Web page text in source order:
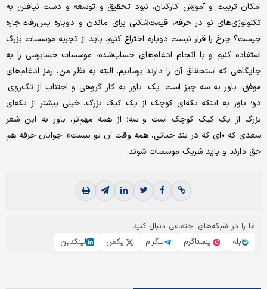
امکان تربیت و آموزش کارکنان، نبود تحقیق و توسعه و دست نیافتن به
تکنولوژی‌های نو در حرفه، قیمت‌شکنی برای ماندن و دوباره پس‌رفت.چاره
چیست؟ چرخ را قرار نیست دوباره اختراع کنیم. باید از تجربه موسسات بزرگ
استفاده کنیم و با انجام ادغام‌های حساب‌شده، موسسات حسابرسی را به
جایگاهی که استحقاق آن را دارند برسانیم. البته به نظر من، رمز ادغام‌های
موفق، باور به سه چیز است: یک؛ باور به کار گروهی و اجتناب از تک‌روی.
دو؛ باور به اینکه تکه‌ای کوچک از یک کیک بزرگ، خیلی بیشتر از تکه‌ای
بزرگ از یک کیک کوچک است و سه؛ از همه مهم‌تر، باور به این شعر
سعدی که «ای که در بند حیاتی، همه وقت آن تو نیست». جوانان حرفه هم
حق دارند و باید شریک موسسات شوند.
ما را در شبکه‌های اجتماعی دنبال کنید
بله
اینستاگرم تلگرام ایکس لینکدین